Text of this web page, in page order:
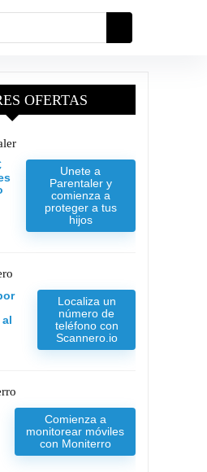
OFERTAS
Unete a
Parentaler y
comienza a
proteger a tus
hijos
Localiza un
número de
teléfono con
Scannero.io
Comienza a
monitorear móviles
con Moniterro